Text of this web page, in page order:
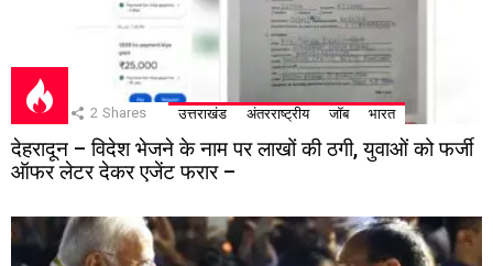
2 Shares उत्तराखंड अंतरराष्ट्रीय जॉब भारत
देहरादून – विदेश भेजने के नाम पर लाखों की ठगी, युवाओं को फर्जी
ऑफर लेटर देकर एजेंट फरार –